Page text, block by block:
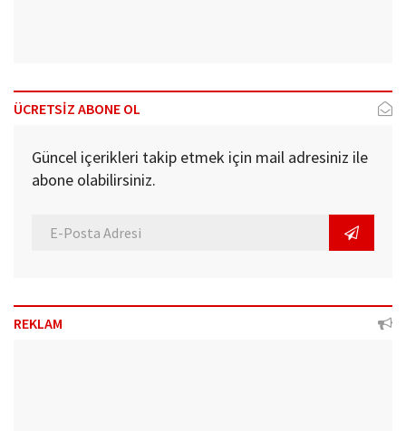
ÜCRETSİZ ABONE OL
Güncel içerikleri takip etmek için mail adresiniz ile
abone olabilirsiniz.
REKLAM